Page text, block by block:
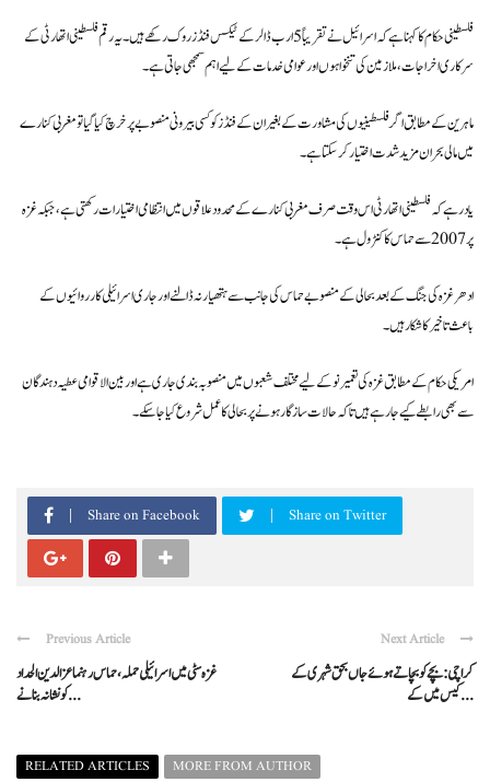
فلسطینی حکام کا کہنا ہے کہ اسرائیل نے تقریباً 5 ارب ڈالر کے ٹیکس فنڈز روک رکھے ہیں۔ یہ رقم فلسطینی اتھارٹی کے
سرکاری اخراجات، ملازمین کی تنخواہوں اور عوامی خدمات کے لیے اہم سمجھی جاتی ہے۔
ماہرین کے مطابق اگر فلسطینیوں کی مشاورت کے بغیر ان کے فنڈز کو کسی بیرونی منصوبے پر خرچ کیا گیا تو مغربی کنارے
میں مالی بحران مزید شدت اختیار کر سکتا ہے۔
یاد رہے کہ فلسطینی اتھارٹی اس وقت صرف مغربی کنارے کے محدود علاقوں میں انتظامی اختیارات رکھتی ہے، جبکہ غزہ
پر 2007 سے حماس کا کنٹرول ہے۔
ادھر غزہ کی جنگ کے بعد بحالی کے منصوبے حماس کی جانب سے ہتھیار نہ ڈالنے اور جاری اسرائیلی کارروائیوں کے
باعث تاخیر کا شکار ہیں۔
امریکی حکام کے مطابق غزہ کی تعمیر نو کے لیے مختلف شعبوں میں منصوبہ بندی جاری ہے اور بین الاقوامی عطیہ دہندگان
سے بھی رابطے کیے جا رہے ہیں تاکہ حالات سازگار ہونے پر بحالی کا عمل شروع کیا جا سکے۔
Share on Facebook Share on Twitter
Previous Article
غزہ سٹی میں اسرائیلی حملہ، حماس رہنما عزالدین الحداد
کو نشانہ بنانے ...
Next Article
کراچی: بچے کو بچاتے ہوئے جاں بحق شہری کے
کیس میں کے ...
RELATED ARTICLES
MORE FROM AUTHOR